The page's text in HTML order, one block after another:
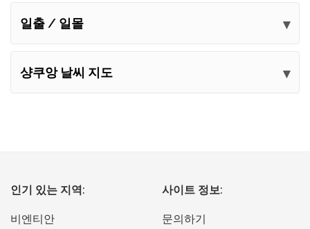
일출 / 일몰
샹쿠앙 날씨 지도
인기 있는 지역:
비엔티안
사이트 정보:
문의하기